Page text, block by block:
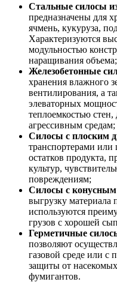
Стальные силосы
предназначены для
ячмень, кукуруза,
Характеризуются
модульностью
наращивания объема;
Железобетонные
хранения влажного
вентилирования, а
элеваторных
теплоемкостью
агрессивным средам;
Силосы с плоским
транспортерами
остатков продукта,
культур,
повреждениям;
Силосы с
выгрузку материала
используются
грузов с хорошей
Герметичные
позволяют
газовой среде или с
защиты от
фумигантов.